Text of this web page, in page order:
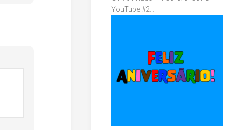
YouTube #2…